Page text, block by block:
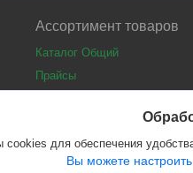
Ассортимент товаров
Каталог Общий
Прайсы
для обеспечения
Вы можете